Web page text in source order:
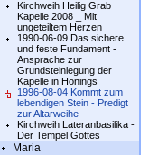
Kirchweih Heilig Grab
Kapelle 2008 _ Mit
ungeteiltem Herzen
1990-06-09 Das sichere
und feste Fundament -
Ansprache zur
Grundsteinlegung der
Kapelle in Honings
1996-08-04 Kommt zum
lebendigen Stein - Predigt
zur Altarweihe
Kirchweih Lateranbasilika -
Der Tempel Gottes
Maria